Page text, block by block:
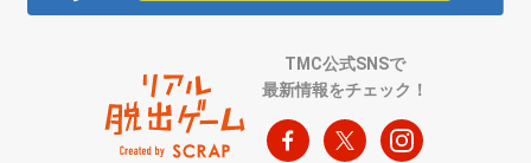
TMC公式SNSで
最新情報をチェック！